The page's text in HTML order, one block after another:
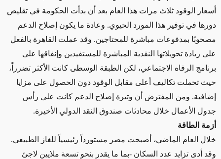
أسعار الوقود ثلاث مرات هذا العام بعد أن بدأت الحكومة في تقليص
دورها في توفير هذا المورد الحيوي. وعادة ما يكون إصلاح الدعم
مصحوبًا بمدفوعات مباشرة للمحتاجين. وقد عملت القاهرة بالفعل
على زيادة تحويلاتها النقدية المباشرة للمستفيدين وإنفاقها على
برنامج الرفاه الاجتماعي، لكن الطبقة الوسطى كانت الأكثر تضرراً،
حيث تحملت تكاليف أعلى مقابل الوقود دون الحصول على مزايا
إضافية. ومن المفترض أن وتيرة إصلاح الدعم كانت على رأس
جدول الأعمال خلال محادثات صندوق النقد الدولي الأخيرة.
أزمة الطاقة
خلال العام الماضي، أصبحت مصر مستورداً رئيسياً للغاز الطبيعي.
وقد أدى تزايد عدد السكان -بما ما يقدر بنحو تسعة ملايين لاجئ